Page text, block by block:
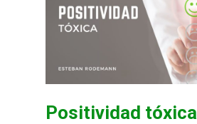
Positividad tóxica